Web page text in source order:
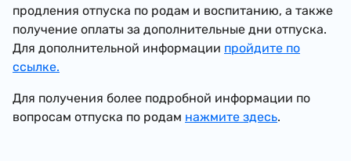
продления отпуска по родам и воспитанию, а также
получение оплаты за дополнительные дни отпуска.
Для дополнительной информации пройдите по
ссылке.
Для получения более подробной информации по
вопросам отпуска по родам нажмите здесь.